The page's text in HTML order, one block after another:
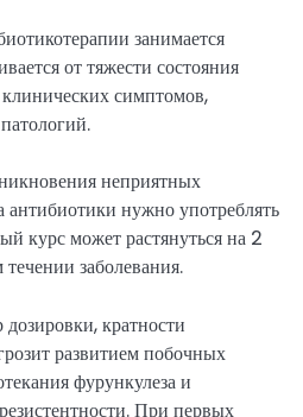
занимается
от тяжести состояния
симптомов,
неприятных
антибиотики нужно употреблять
курс может растянуться на 2
заболевания.
кратности
развитием побочных
фурункулеза и
При первых